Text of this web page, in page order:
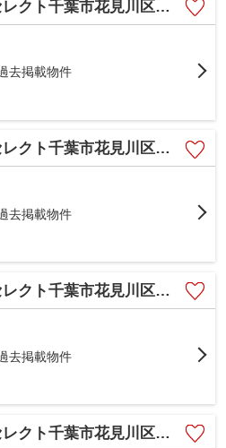
ト千葉市花見川区畑町 E号棟
去掲載物件
ト千葉市花見川区畑町 D号棟
去掲載物件
ト千葉市花見川区畑町 C号棟
去掲載物件
ト千葉市花見川区畑町 B号棟